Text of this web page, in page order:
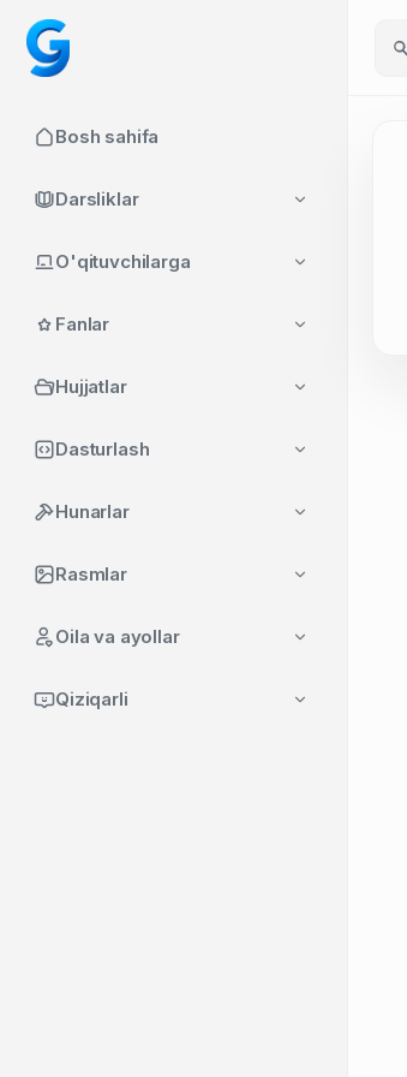
Bosh sahifa
Darsliklar
O'qituvchilarga
Fanlar
Hujjatlar
Dasturlash
Hunarlar
Rasmlar
Oila va ayollar
Qiziqarli